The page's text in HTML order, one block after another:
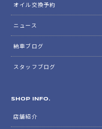
オイル交換予約
ニュース
納車ブログ
スタッフブログ
SHOP INFO.
店舗紹介